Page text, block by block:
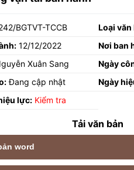
BGTVT-TCCB Loại văn
12/12/2022 Nơi ban
Xuân Sang Ngày
Đang cập nhật Ngày
lực: Kiểm tra
Tải văn bản
word